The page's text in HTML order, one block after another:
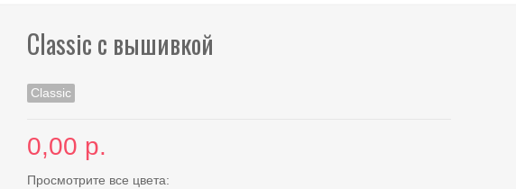
Classic с вышивкой
Classic
0,00 р.
Просмотрите все цвета: